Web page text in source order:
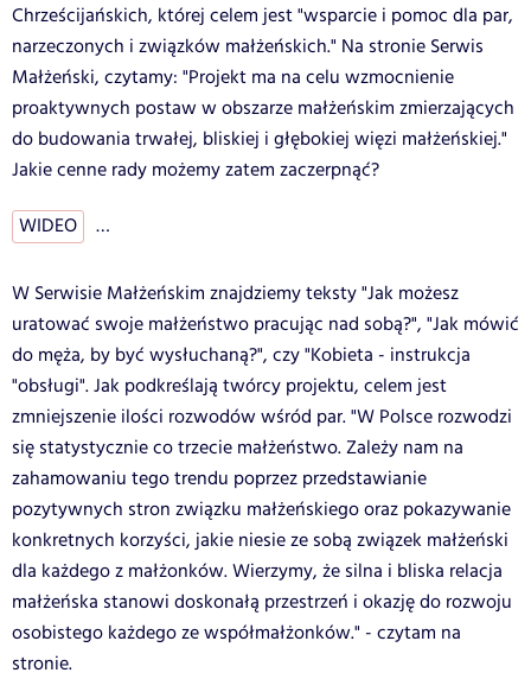
Chrześcijańskich, której celem jest "wsparcie i pomoc dla par,
narzeczonych i związków małżeńskich." Na stronie Serwis
Małżeński, czytamy: "Projekt ma na celu wzmocnienie
proaktywnych postaw w obszarze małżeńskim zmierzających
do budowania trwałej, bliskiej i głębokiej więzi małżeńskiej."
Jakie cenne rady możemy zatem zaczerpnąć?
WIDEO …
W Serwisie Małżeńskim znajdziemy teksty "Jak możesz
uratować swoje małżeństwo pracując nad sobą?", "Jak mówić
do męża, by być wysłuchaną?", czy "Kobieta - instrukcja
"obsługi". Jak podkreślają twórcy projektu, celem jest
zmniejszenie ilości rozwodów wśród par. "W Polsce rozwodzi
się statystycznie co trzecie małżeństwo. Zależy nam na
zahamowaniu tego trendu poprzez przedstawianie
pozytywnych stron związku małżeńskiego oraz pokazywanie
konkretnych korzyści, jakie niesie ze sobą związek małżeński
dla każdego z małżonków. Wierzymy, że silna i bliska relacja
małżeńska stanowi doskonałą przestrzeń i okazję do rozwoju
osobistego każdego ze współmałżonków." - czytam na
stronie.